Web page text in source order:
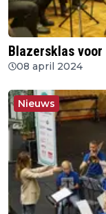
Blazersklas
08 april 2024
Nieuws